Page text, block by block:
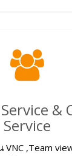
&
Service
VNC ,Team